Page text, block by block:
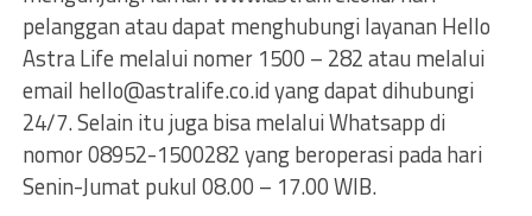
pelanggan atau dapat menghubungi layanan Hello
Astra Life melalui nomer 1500 – 282 atau melalui
email hello@astralife.co.idyang dapat dihubungi
24/7. Selain itu juga bisa melalui Whatsapp di
nomor 08952-1500282 yang beroperasi pada hari
Senin-Jumat pukul 08.00 – 17.00 WIB.